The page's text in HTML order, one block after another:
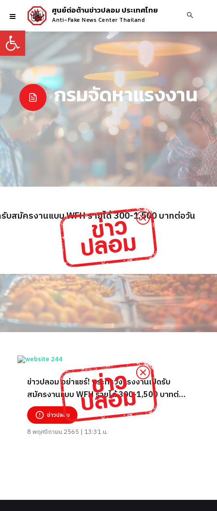
Open toolbar
ศูนย์ต่อต้านข่าวปลอม ประเทศไทย
Anti-Fake News Center Thailand
กรมจัดหาแรงงาน
บสมัครงานแบบ WFH รายได้ 300-1,500 บาทต่อวัน
ข่าวปลอม อย่าแชร์! กระทรวงแรงงานเปิดรับ
สมัครงานแบบ WFH รายได้ 300-1,500 บาทต่อ
วัน
ข่าวปลอม
8 พฤศจิกายน 2565 | 13:31 น.